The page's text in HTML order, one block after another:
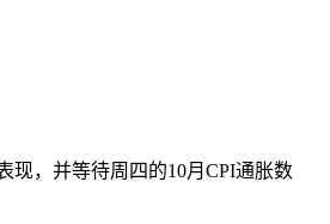
现，并等待周四的10月CPI通胀数